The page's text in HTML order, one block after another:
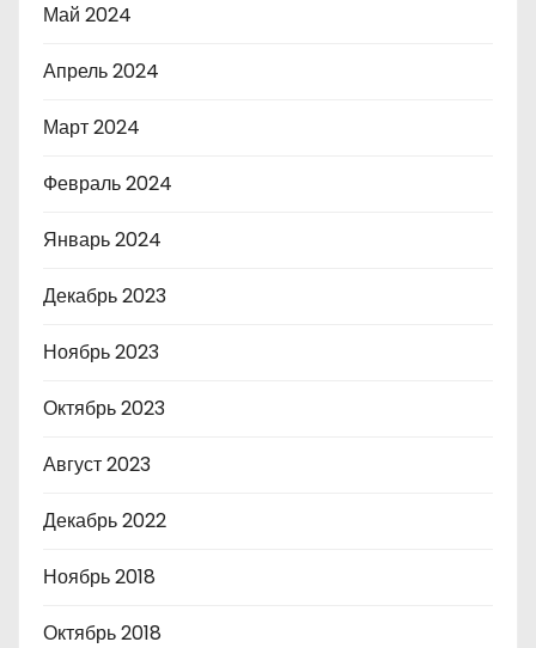
Май 2024
Апрель 2024
Март 2024
Февраль 2024
Январь 2024
Декабрь 2023
Ноябрь 2023
Октябрь 2023
Август 2023
Декабрь 2022
Ноябрь 2018
Октябрь 2018